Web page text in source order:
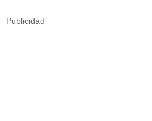
Publicidad